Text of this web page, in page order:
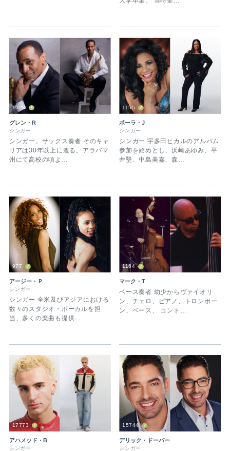
1028
グレン・R
シンガー
シンガー、サックス奏者 そのキャ
リアは30年以上に渡る。アラバマ
州にて高校の頃よ…
1155
ポーラ・J
シンガー
シンガー 宇多田ヒカルのアルバム
参加を始めとし、浜崎あゆみ、平
井堅、中島美嘉、森…
977
アージー・Ｐ
シンガー
シンガー 全米及びアジアにおける
数々のスタジオ・ボーカルを担
当、多くの楽曲も提供…
1164
マーク・T
ベース奏者 幼少からヴァイオリ
ン、チェロ、ピアノ、トロンボー
ン、ベース、 コント…
17773
アハメッド・B
シンガー
15744
デリック・ドーバー
シンガー